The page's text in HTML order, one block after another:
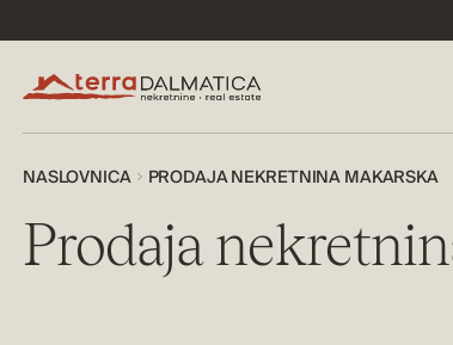
NASLOVNICA PRODAJA NEKRETNINA MAKARSKA
Prodaja